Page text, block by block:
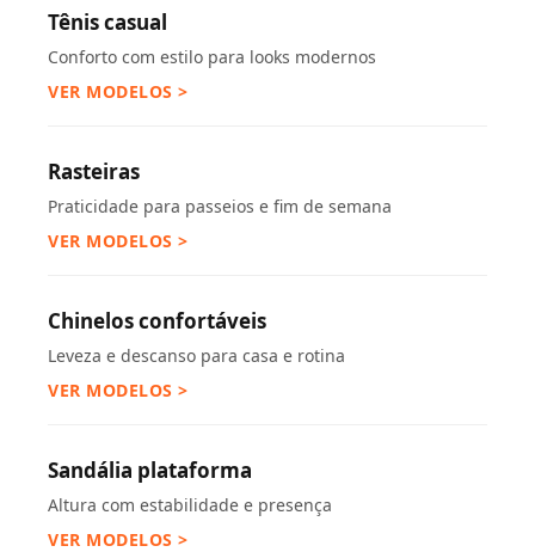
Tênis casual
Conforto com estilo para looks modernos
VER MODELOS >
Rasteiras
Praticidade para passeios e fim de semana
VER MODELOS >
Chinelos confortáveis
Leveza e descanso para casa e rotina
VER MODELOS >
Sandália plataforma
Altura com estabilidade e presença
VER MODELOS >